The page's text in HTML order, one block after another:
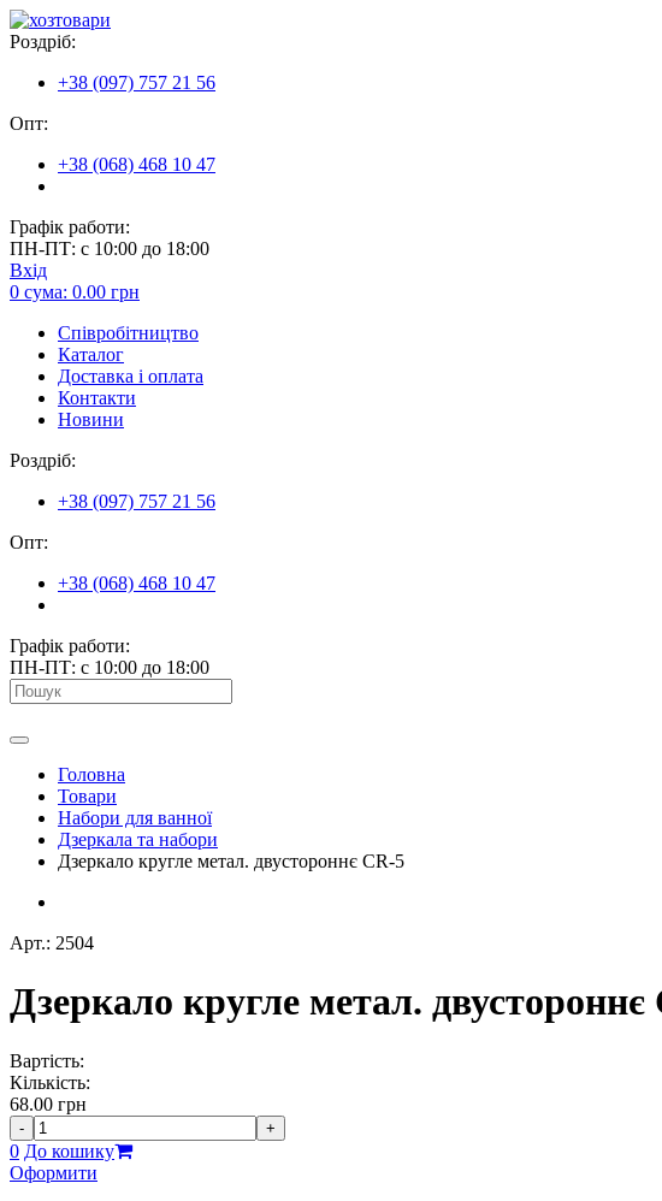
Роздріб:
+38 (097) 757 21 56
Опт:
+38 (068) 468 10 47
Графік работи:
ПН-ПТ: с 10:00 до 18:00
Вхід
0 сума: 0.00 грн
Співробітництво
Каталог
Доставка і оплата
Контакти
Новини
Роздріб:
+38 (097) 757 21 56
Опт:
+38 (068) 468 10 47
Графік работи:
ПН-ПТ: с 10:00 до 18:00
Головна
Товари
Набори для ванної
Дзеркала та набори
Дзеркало кругле метал. двустороннє CR-5
Арт.: 2504
Дзеркало кругле метал. двустороннє
Вартість:
Кількість:
68.00 грн
- +
0 До кошику
Оформити